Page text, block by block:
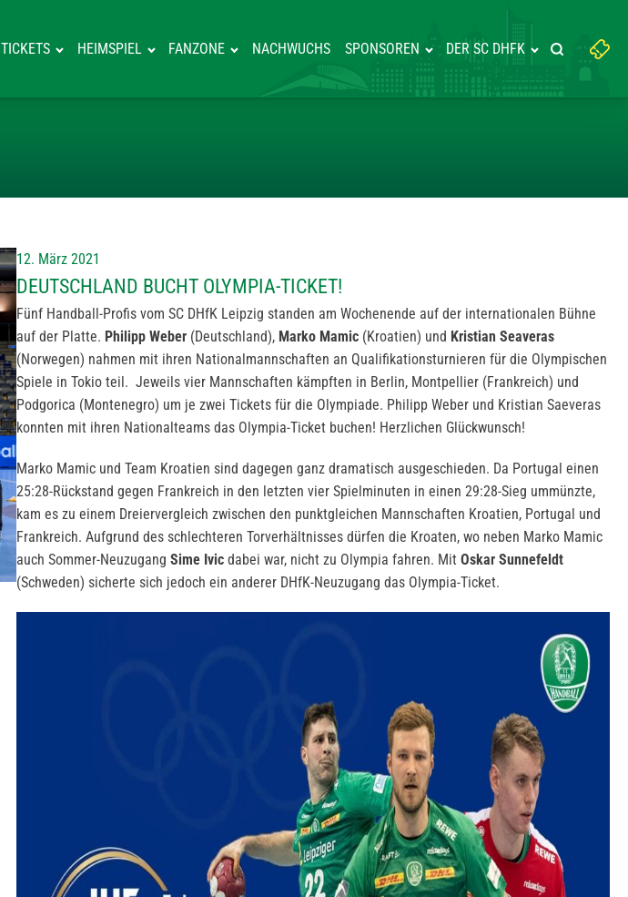
TICKETS HEIMSPIEL FANZONE NACHWUCHS SPONSOREN DER SC DHFK
Suchbegriff
eingeben:
Suche
12. März 2021
DEUTSCHLAND BUCHT OLYMPIA-TICKET!
Fünf Handball-Profis vom SC DHfK Leipzig standen am Wochenende auf der internationalen Bühne
auf der Platte. Philipp Weber (Deutschland), Marko Mamic (Kroatien) und Kristian Seaveras
(Norwegen) nahmen mit ihren Nationalmannschaften an Qualifikationsturnieren für die Olympischen
Spiele in Tokio teil. Jeweils vier Mannschaften kämpften in Berlin, Montpellier (Frankreich) und
Podgorica (Montenegro) um je zwei Tickets für die Olympiade. Philipp Weber und Kristian Saeveras
konnten mit ihren Nationalteams das Olympia-Ticket buchen! Herzlichen Glückwunsch!
Marko Mamic und Team Kroatien sind dagegen ganz dramatisch ausgeschieden. Da Portugal einen
25:28-Rückstand gegen Frankreich in den letzten vier Spielminuten in einen 29:28-Sieg ummünzte,
kam es zu einem Dreiervergleich zwischen den punktgleichen Mannschaften Kroatien, Portugal und
Frankreich. Aufgrund des schlechteren Torverhältnisses dürfen die Kroaten, wo neben Marko Mamic
auch Sommer-Neuzugang Sime Ivic dabei war, nicht zu Olympia fahren. Mit Oskar Sunnefeldt
(Schweden) sicherte sich jedoch ein anderer DHfK-Neuzugang das Olympia-Ticket.